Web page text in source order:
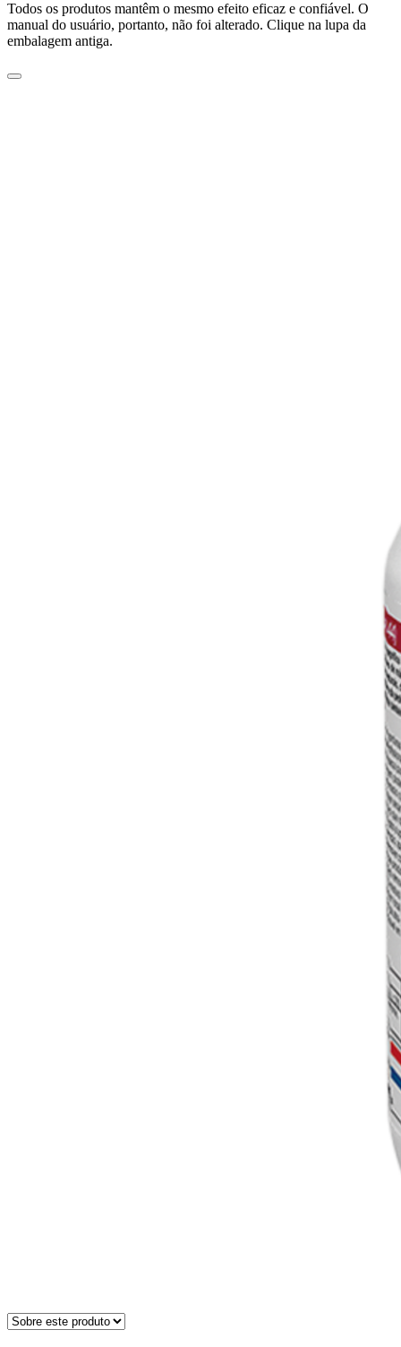
Todos os produtos mantêm o mesmo efeito eficaz e confiável. O
manual do usuário, portanto, não foi alterado. Clique na lupa da
embalagem antiga.